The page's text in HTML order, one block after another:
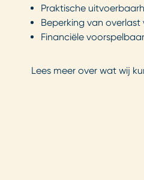
Praktische
Beperking van
Financiële
Lees meer over wat wij